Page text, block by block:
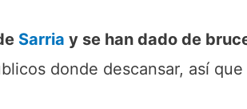
Sarria y se han dado de
donde descansar, así